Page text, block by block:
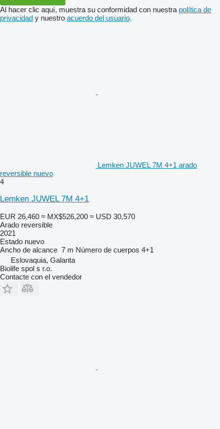
Al hacer clic aquí, muestra su conformidad con nuestra política de
privacidad y nuestro acuerdo del usuario.
Lemken JUWEL 7M 4+1 arado
reversible nuevo
4
Lemken JUWEL 7M 4+1
EUR 26,460 ≈ MX$526,200 ≈ USD 30,570
Arado reversible
2021
Estado nuevo
Ancho de alcance 7 m Número de cuerpos 4+1
Eslovaquia, Galanta
Biolife spol s r.o.
Contacte con el vendedor